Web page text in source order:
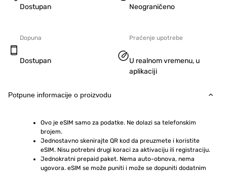
Dostupan Neograničeno
Dopuna
Dostupan
Praćenje upotrebe
U realnom vremenu, u
aplikaciji
Potpune informacije o proizvodu
Ovo je eSIM samo za podatke. Ne dolazi sa telefonskim
brojem.
Jednostavno skenirajte QR kod da preuzmete i koristite
eSIM. Nisu potrebni drugi koraci za aktivaciju ili registraciju.
Jednokratni prepaid paket. Nema auto-obnova, nema
ugovora. eSIM se može puniti i može se dopuniti dodatnim